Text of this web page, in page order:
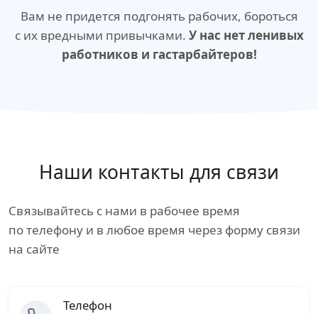
Вам не придется подгонять рабочих, бороться
с их вредными привычками. У нас нет ленивых
работников и гастарбайтеров!
Наши контакты для связи
Связывайтесь с нами в рабочее время
по телефону и в любое время через форму связи
на сайте
Телефон